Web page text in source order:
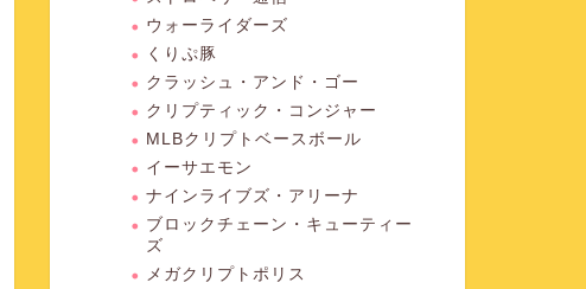
ウォーライダーズ
くりぷ豚
クラッシュ・アンド・ゴー
クリプティック・コンジャー
MLBクリプトベースボール
イーサエモン
ナインライブズ・アリーナ
ブロックチェーン・キューティー
ズ
メガクリプトポリス